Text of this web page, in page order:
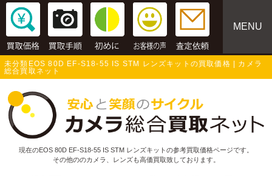
MENU
未分類EOS 80D EF-S18-55 IS STM レンズキットの買取価格 | カメラ
総合買取ネット
現在のEOS 80D EF-S18-55 IS STM レンズキットの参考買取価格ページです。
その他ののカメラ、レンズも高価買取致しております。